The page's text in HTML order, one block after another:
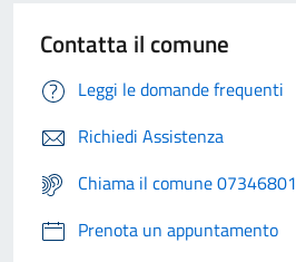
Contatta il comune
Leggi le domande frequenti
Richiedi Assistenza
Chiama il comune 07346801
Prenota un appuntamento